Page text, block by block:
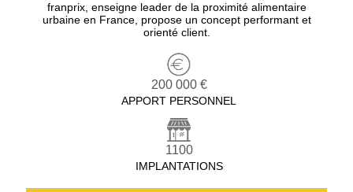
franprix, enseigne leader de la proximité alimentaire
urbaine en France, propose un concept performant et
orienté client.
200 000 €
APPORT PERSONNEL
1100
IMPLANTATIONS